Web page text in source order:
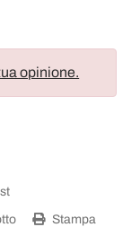
opinione.
Stampa